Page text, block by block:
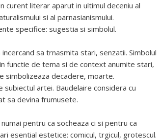
curent literar aparut in ultimul deceniu al
si al parnasianismului.
specifice: sugestia si simbolul.
sa trnasmita stari, senzatii. Simbolul
functie de tema si de context anumite stari,
simbolizeaza decadere, moarte.
artei. Baudelaire considera cu
sa devina frumusete.
pentru ca socheaza ci si pentru ca
esential estetice: comicul, trgicul, grotescul.